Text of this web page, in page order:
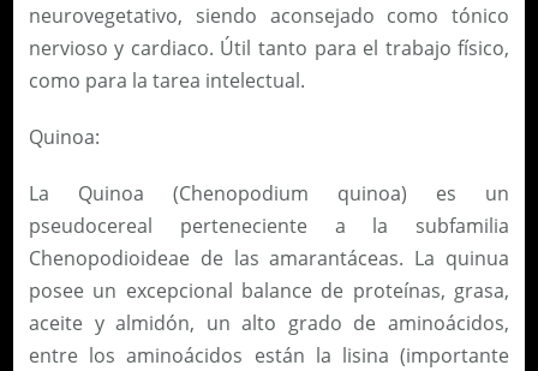
neurovegetativo, siendo aconsejado como tónico
nervioso y cardiaco. Útil tanto para el trabajo físico,
como para la tarea intelectual.
Quinoa:
La Quinoa (Chenopodium quinoa) es un
pseudocereal perteneciente a la subfamilia
Chenopodioideae de las amarantáceas. La quinua
posee un excepcional balance de proteínas, grasa,
aceite y almidón, un alto grado de aminoácidos,
entre los aminoácidos están la lisina (importante